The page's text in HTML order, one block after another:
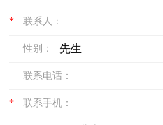
* 联系人：
性别：
联系电话：
* 联系手机：